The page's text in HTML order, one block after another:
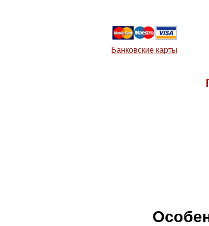
Банковские карты